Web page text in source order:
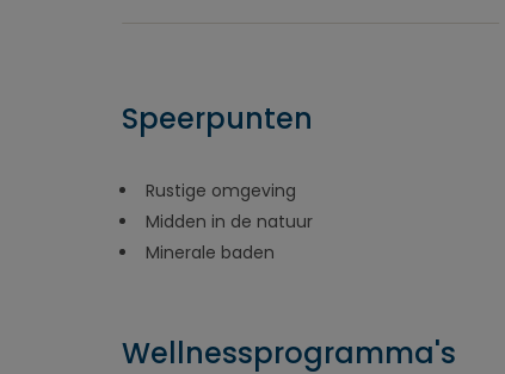
Speerpunten
Rustige omgeving
Midden in de natuur
Minerale baden
Wellnessprogramma's